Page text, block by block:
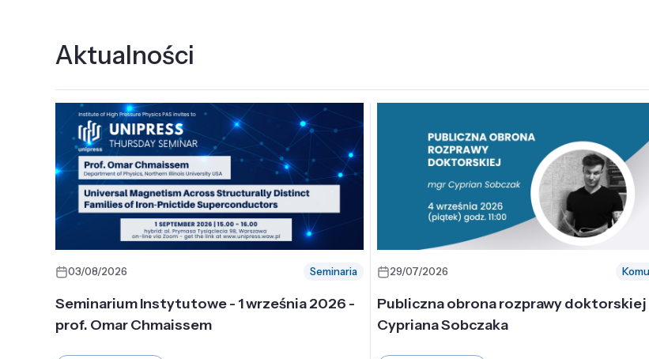
Aktualności
03/08/2026 Seminaria
Seminarium Instytutowe - 1 września 2026 -
prof. Omar Chmaissem
29/07/2026
Publiczna obrona rozprawy doktorskiej
Cypriana Sobczaka